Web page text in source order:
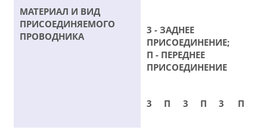
МАТЕРИАЛ И ВИД
ПРИСОЕДИНЯЕМОГО
ПРОВОДНИКА
3 - ЗАДНЕЕ
ПРИСОЕДИНЕНИЕ;
П - ПЕРЕДНЕЕ
ПРИСОЕДИНЕНИЕ
3 П 3 П 3 П